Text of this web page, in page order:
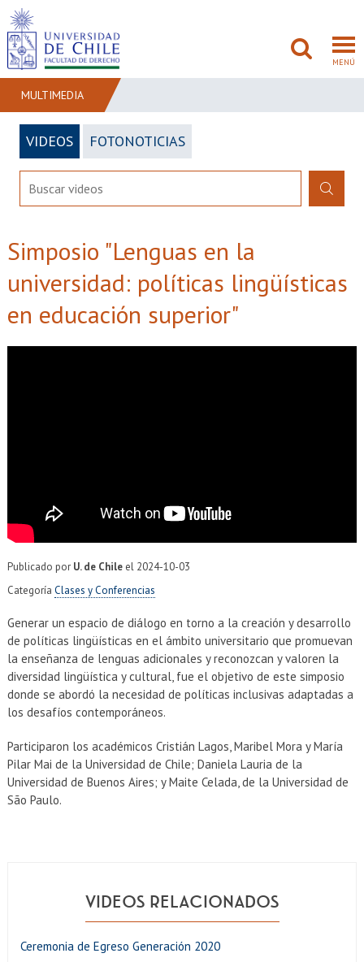
MENÚ
FACULTAD
ADMISIÓN
INVESTIGACIÓN
BIBLIOTECAS
MULTIMEDIA
VIDEOS FOTONOTICIAS
Simposio "Lenguas en la
universidad: políticas lingüísticas
en educación superior"
Publicado por U. de Chileel 2024-10-03
Categoría Clases y Conferencias
Generar un espacio de diálogo en torno a la creación y desarrollo
de políticas lingüísticas en el ámbito universitario que promuevan
la enseñanza de lenguas adicionales y reconozcan y valoren la
diversidad lingüística y cultural, fue el objetivo de este simposio
donde se abordó la necesidad de políticas inclusivas adaptadas a
los desafíos contemporáneos.
Participaron los académicos Cristián Lagos, Maribel Mora y María
Pilar Mai de la Universidad de Chile; Daniela Lauria de la
Universidad de Buenos Aires; y Maite Celada, de la Universidad de
São Paulo.
VIDEOS RELACIONADOS
Ceremonia de Egreso Generación 2020